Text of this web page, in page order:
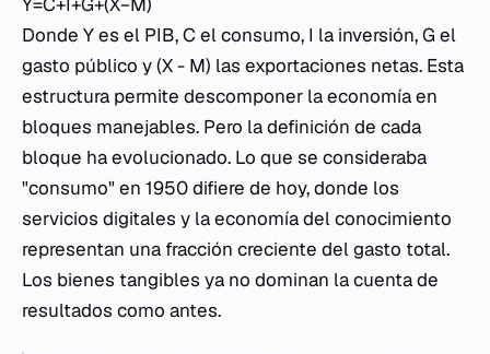
Donde Yes el PIB,Cel consumo, I la inversión,G el
gasto público y(X - M) las exportaciones netas. Esta
estructura permite descomponer la economía en
bloques manejables. Pero la definición de cada
bloque ha evolucionado. Lo que se consideraba
"consumo" en 1950 difiere de hoy, donde los
servicios digitales y la economía del conocimiento
representan una fracción creciente del gasto total.
Los bienes tangibles ya no dominan la cuenta de
resultados como antes.